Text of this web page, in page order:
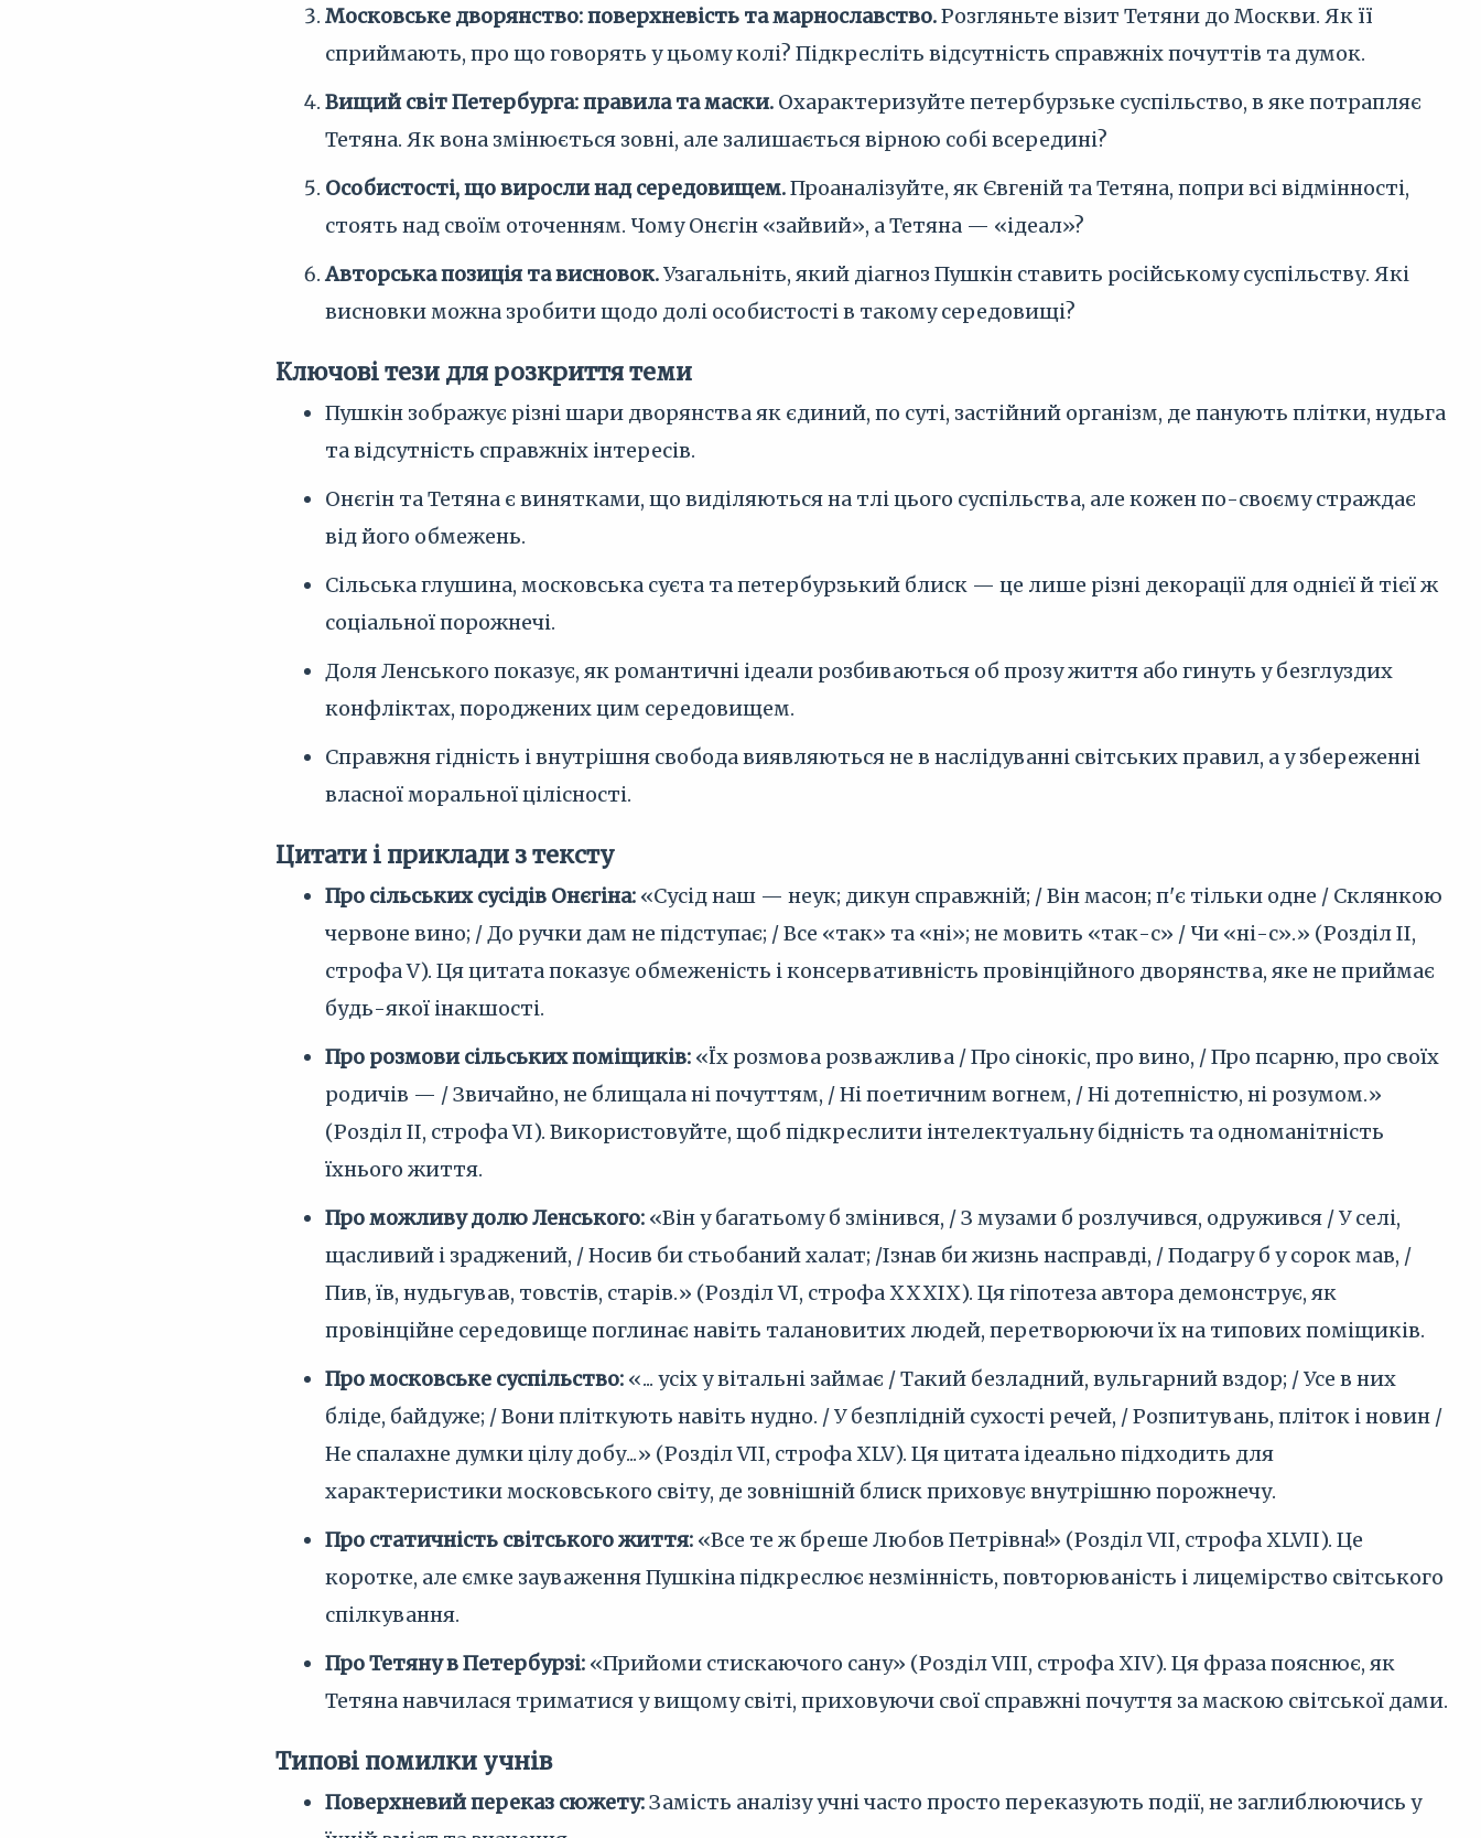
Московське дворянство: поверхневість та марнославство.Розгляньте візит Тетяни до Москви. Як її
сприймають, про що говорять у цьому колі? Підкресліть відсутність справжніх почуттів та думок.
Вищий світ Петербурга: правила та маски. Охарактеризуйте петербурзьке суспільство, в яке потрапляє
Тетяна. Як вона змінюється зовні, але залишається вірною собі всередині?
Особистості, що виросли над середовищем.Проаналізуйте, як Євгеній та Тетяна, попри всі відмінності,
стоять над своїм оточенням. Чому Онєгін «зайвий», а Тетяна — «ідеал»?
Авторська позиція та висновок.Узагальніть, який діагноз Пушкін ставить російському суспільству. Які
висновки можна зробити щодо долі особистості в такому середовищі?
Ключові тези для розкриття теми
Пушкін зображує різні шари дворянства як єдиний, по суті, застійний організм, де панують плітки, нудьга
та відсутність справжніх інтересів.
Онєгін та Тетяна є винятками, що виділяються на тлі цього суспільства, але кожен по-своєму страждає
від його обмежень.
Сільська глушина, московська суєта та петербурзький блиск — це лише різні декорації для однієї й тієї ж
соціальної порожнечі.
Доля Ленського показує, як романтичні ідеали розбиваються об прозу життя або гинуть у безглуздих
конфліктах, породжених цим середовищем.
Справжня гідність і внутрішня свобода виявляються не в наслідуванні світських правил, а у збереженні
власної моральної цілісності.
Цитати і приклади з тексту
Про сільських сусідів Онєгіна: «Сусід наш — неук; дикун справжній; / Він масон; п'є тільки одне / Склянкою
червоне вино; / До ручки дам не підступає; / Все «так» та «ні»; не мовить «так-с» / Чи «ні-с».» (Розділ II,
строфа V). Ця цитата показує обмеженість і консервативність провінційного дворянства, яке не приймає
будь-якої інакшості.
Про розмови сільських поміщиків: «Їх розмова розважлива / Про сінокіс, про вино, / Про псарню, про своїх
родичів — / Звичайно, не блищала ні почуттям, / Ні поетичним вогнем, / Ні дотепністю, ні розумом.»
(Розділ II, строфа VI). Використовуйте, щоб підкреслити інтелектуальну бідність та одноманітність
їхнього життя.
Про можливу долю Ленського: «Він у багатьому б змінився, / З музами б розлучився, одружився / У селі,
щасливий і зраджений, / Носив би стьобаний халат; /Ізнав би жизнь насправді, / Подагру б у сорок мав, /
Пив, їв, нудьгував, товстів, старів.» (Розділ VI, строфа XXXIX). Ця гіпотеза автора демонструє, як
провінційне середовище поглинає навіть талановитих людей, перетворюючи їх на типових поміщиків.
Про московське суспільство: «... усіх у вітальні займає / Такий безладний, вульгарний вздор; / Усе в них
бліде, байдуже; / Вони пліткують навіть нудно. / У безплідній сухості речей, / Розпитувань, пліток і новин /
Не спалахне думки цілу добу...» (Розділ VII, строфа XLV). Ця цитата ідеально підходить для
характеристики московського світу, де зовнішній блиск приховує внутрішню порожнечу.
Про статичність світського життя: «Все те ж бреше Любов Петрівна!» (Розділ VII, строфа XLVII). Це
коротке, але ємке зауваження Пушкіна підкреслює незмінність, повторюваність і лицемірство світського
спілкування.
Про Тетяну в Петербурзі: «Прийоми стискаючого сану» (Розділ VIII, строфа XIV). Ця фраза пояснює, як
Тетяна навчилася триматися у вищому світі, приховуючи свої справжні почуття за маскою світської дами.
Типові помилки учнів
Поверхневий переказ сюжету:Замість аналізу учні часто просто переказують події, не заглиблюючись у